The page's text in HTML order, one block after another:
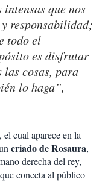
que nos
responsabilidad;
todo el
es disfrutar
las cosas, para
lo haga”,
cual aparece en la
criado de Rosaura,
derecha del rey,
conecta al público